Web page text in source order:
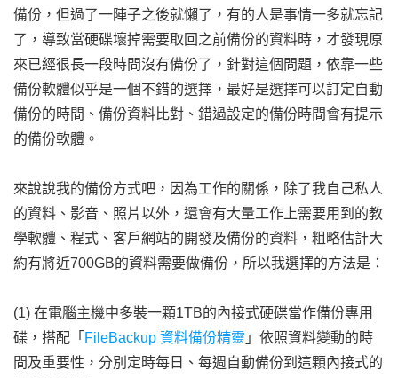
備份，但過了一陣子之後就懶了，有的人是事情一多就忘記
了，導致當硬碟壞掉需要取回之前備份的資料時，才發現原
來已經很長一段時間沒有備份了，針對這個問題，依靠一些
備份軟體似乎是一個不錯的選擇，最好是選擇可以訂定自動
備份的時間、備份資料比對、錯過設定的備份時間會有提示
的備份軟體。
來說說我的備份方式吧，因為工作的關係，除了我自己私人
的資料、影音、照片以外，還會有大量工作上需要用到的教
學軟體、程式、客戶網站的開發及備份的資料，粗略估計大
約有將近700GB的資料需要做備份，所以我選擇的方法是：
(1) 在電腦主機中多裝一顆1TB的內接式硬碟當作備份專用
碟，搭配「 FileBackup 資料備份精靈 」依照資料變動的時
間及重要性，分別定時每日、每週自動備份到這顆內接式的